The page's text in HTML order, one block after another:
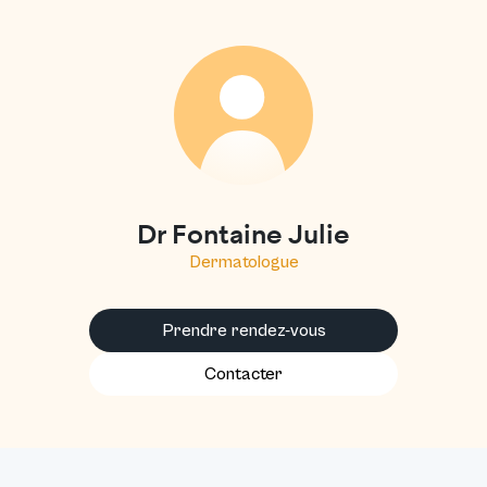
F
Dr Fontaine Julie
Dermatologue
Prendre rendez-vous
Contacter